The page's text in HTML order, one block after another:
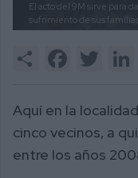
El acto del 9M sirve para
sufrimiento de sus
Share FacebookTwitter
Aquí en la
cinco vecinos, a
entre los años